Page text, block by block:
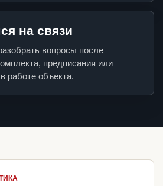
на связи
вопросы после
предписания или
работе объекта.